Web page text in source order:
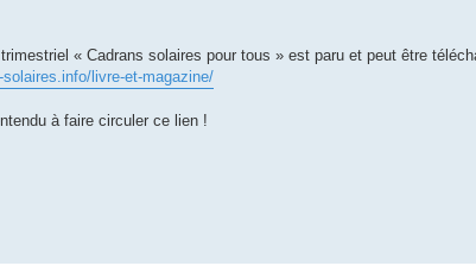
« Cadrans solaires pour tous » est paru et peut être
livre-et-magazine/
à faire circuler ce lien !